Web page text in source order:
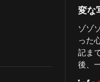
変な
ゾゾ
った
記ま
後、